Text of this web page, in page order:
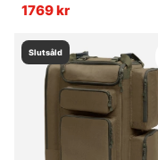
1769 kr
Slutsåld